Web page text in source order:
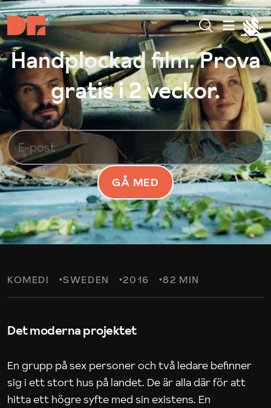
Handplockad film. Prova
gratis i 2 veckor.
GÅ MED
KOMEDI SWEDEN 2016 82 MIN
Det moderna projektet
En grupp på sex personer och två ledare befinner
sig i ett stort hus på landet. De är alla där för att
hitta ett högre syfte med sin existens. En